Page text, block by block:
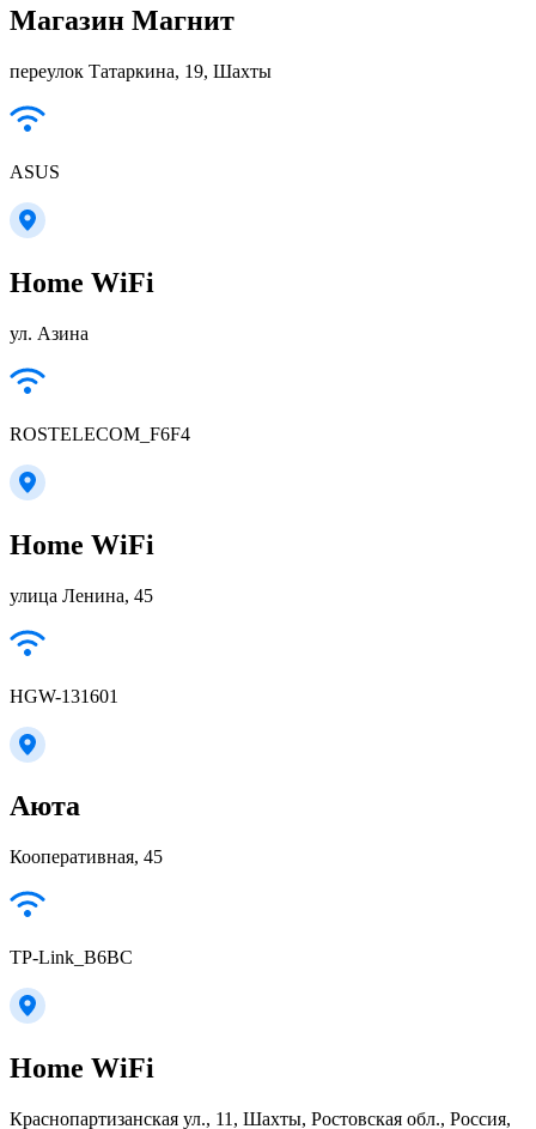
Магазин Магнит
переулок Татаркина, 19, Шахты
ASUS
Home WiFi
ул. Азина
ROSTELECOM_F6F4
Home WiFi
улица Ленина, 45
HGW-131601
Аюта
Кооперативная, 45
TP-Link_B6BC
Home WiFi
Краснопартизанская ул., 11, Шахты, Ростовская обл., Россия,